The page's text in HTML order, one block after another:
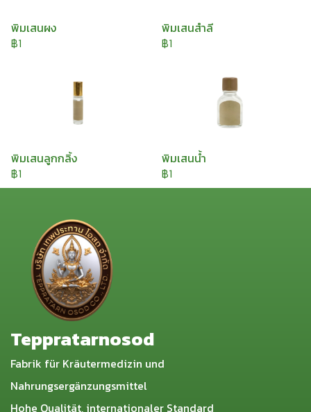
พิมเสนผง
฿1
พิมเสนสำลี
฿1
พิมเสนลูกกลิ้ง
฿1
พิมเสนน้ำ
฿1
Teppratarnosod
Fabrik für Kräutermedizin und
Nahrungsergänzungsmittel
Hohe Qualität, internationaler Standard